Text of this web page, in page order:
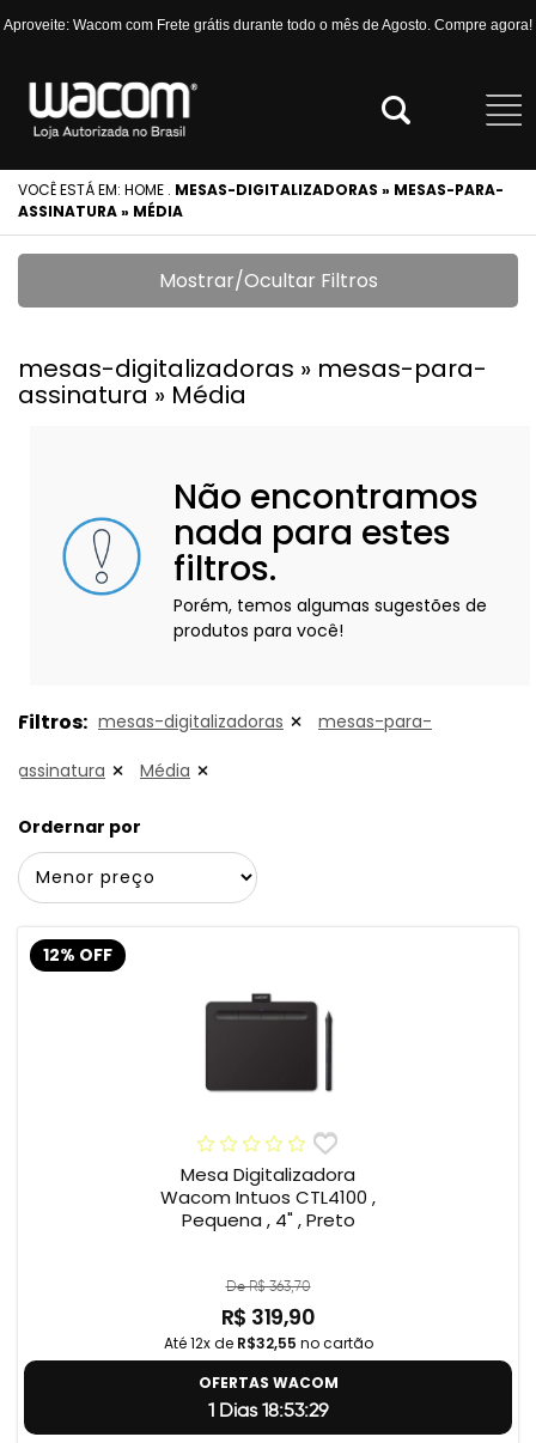
Aproveite: Wacom com Frete grátis durante todo o mês de Agosto. Compre agora!
VOCÊ ESTÁ EM: HOME . MESAS-DIGITALIZADORAS » MESAS-PARA-
ASSINATURA » MÉDIA
Mostrar/Ocultar Filtros
mesas-digitalizadoras » mesas-para-
assinatura » Média
Não encontramos
nada para estes
filtros.
Porém, temos algumas sugestões de
produtos para você!
Filtros: mesas-digitalizadoras mesas-para-
assinatura Média
Ordernar por
12% OFF
Mesa Digitalizadora
Wacom Intuos CTL4100 ,
Pequena , 4" , Preto
De R$ 363,70
R$ 319,90
Até 12x de R$32,55 no cartão
OFERTAS WACOM
1 Dias 18:53:28